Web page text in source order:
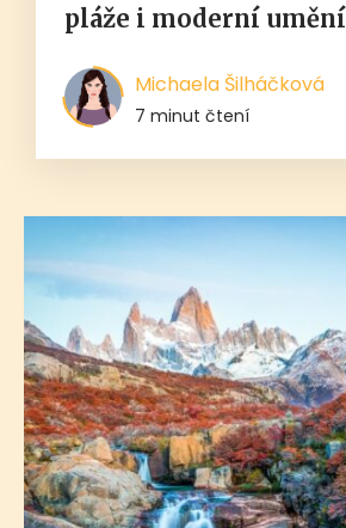
pláže i moderní umění
Michaela Šilháčková
7 minut čtení